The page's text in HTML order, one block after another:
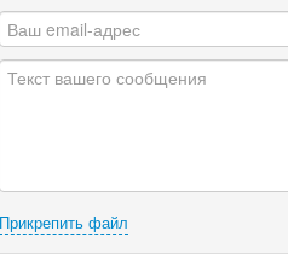
Прикрепить файл